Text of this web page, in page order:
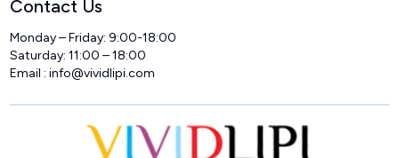
Contact Us
Monday – Friday: 9:00-18:00
Saturday: 11:00 – 18:00
Email :info@vividlipi.com